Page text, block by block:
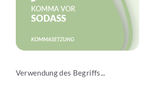
Verwendung des Begriffs...